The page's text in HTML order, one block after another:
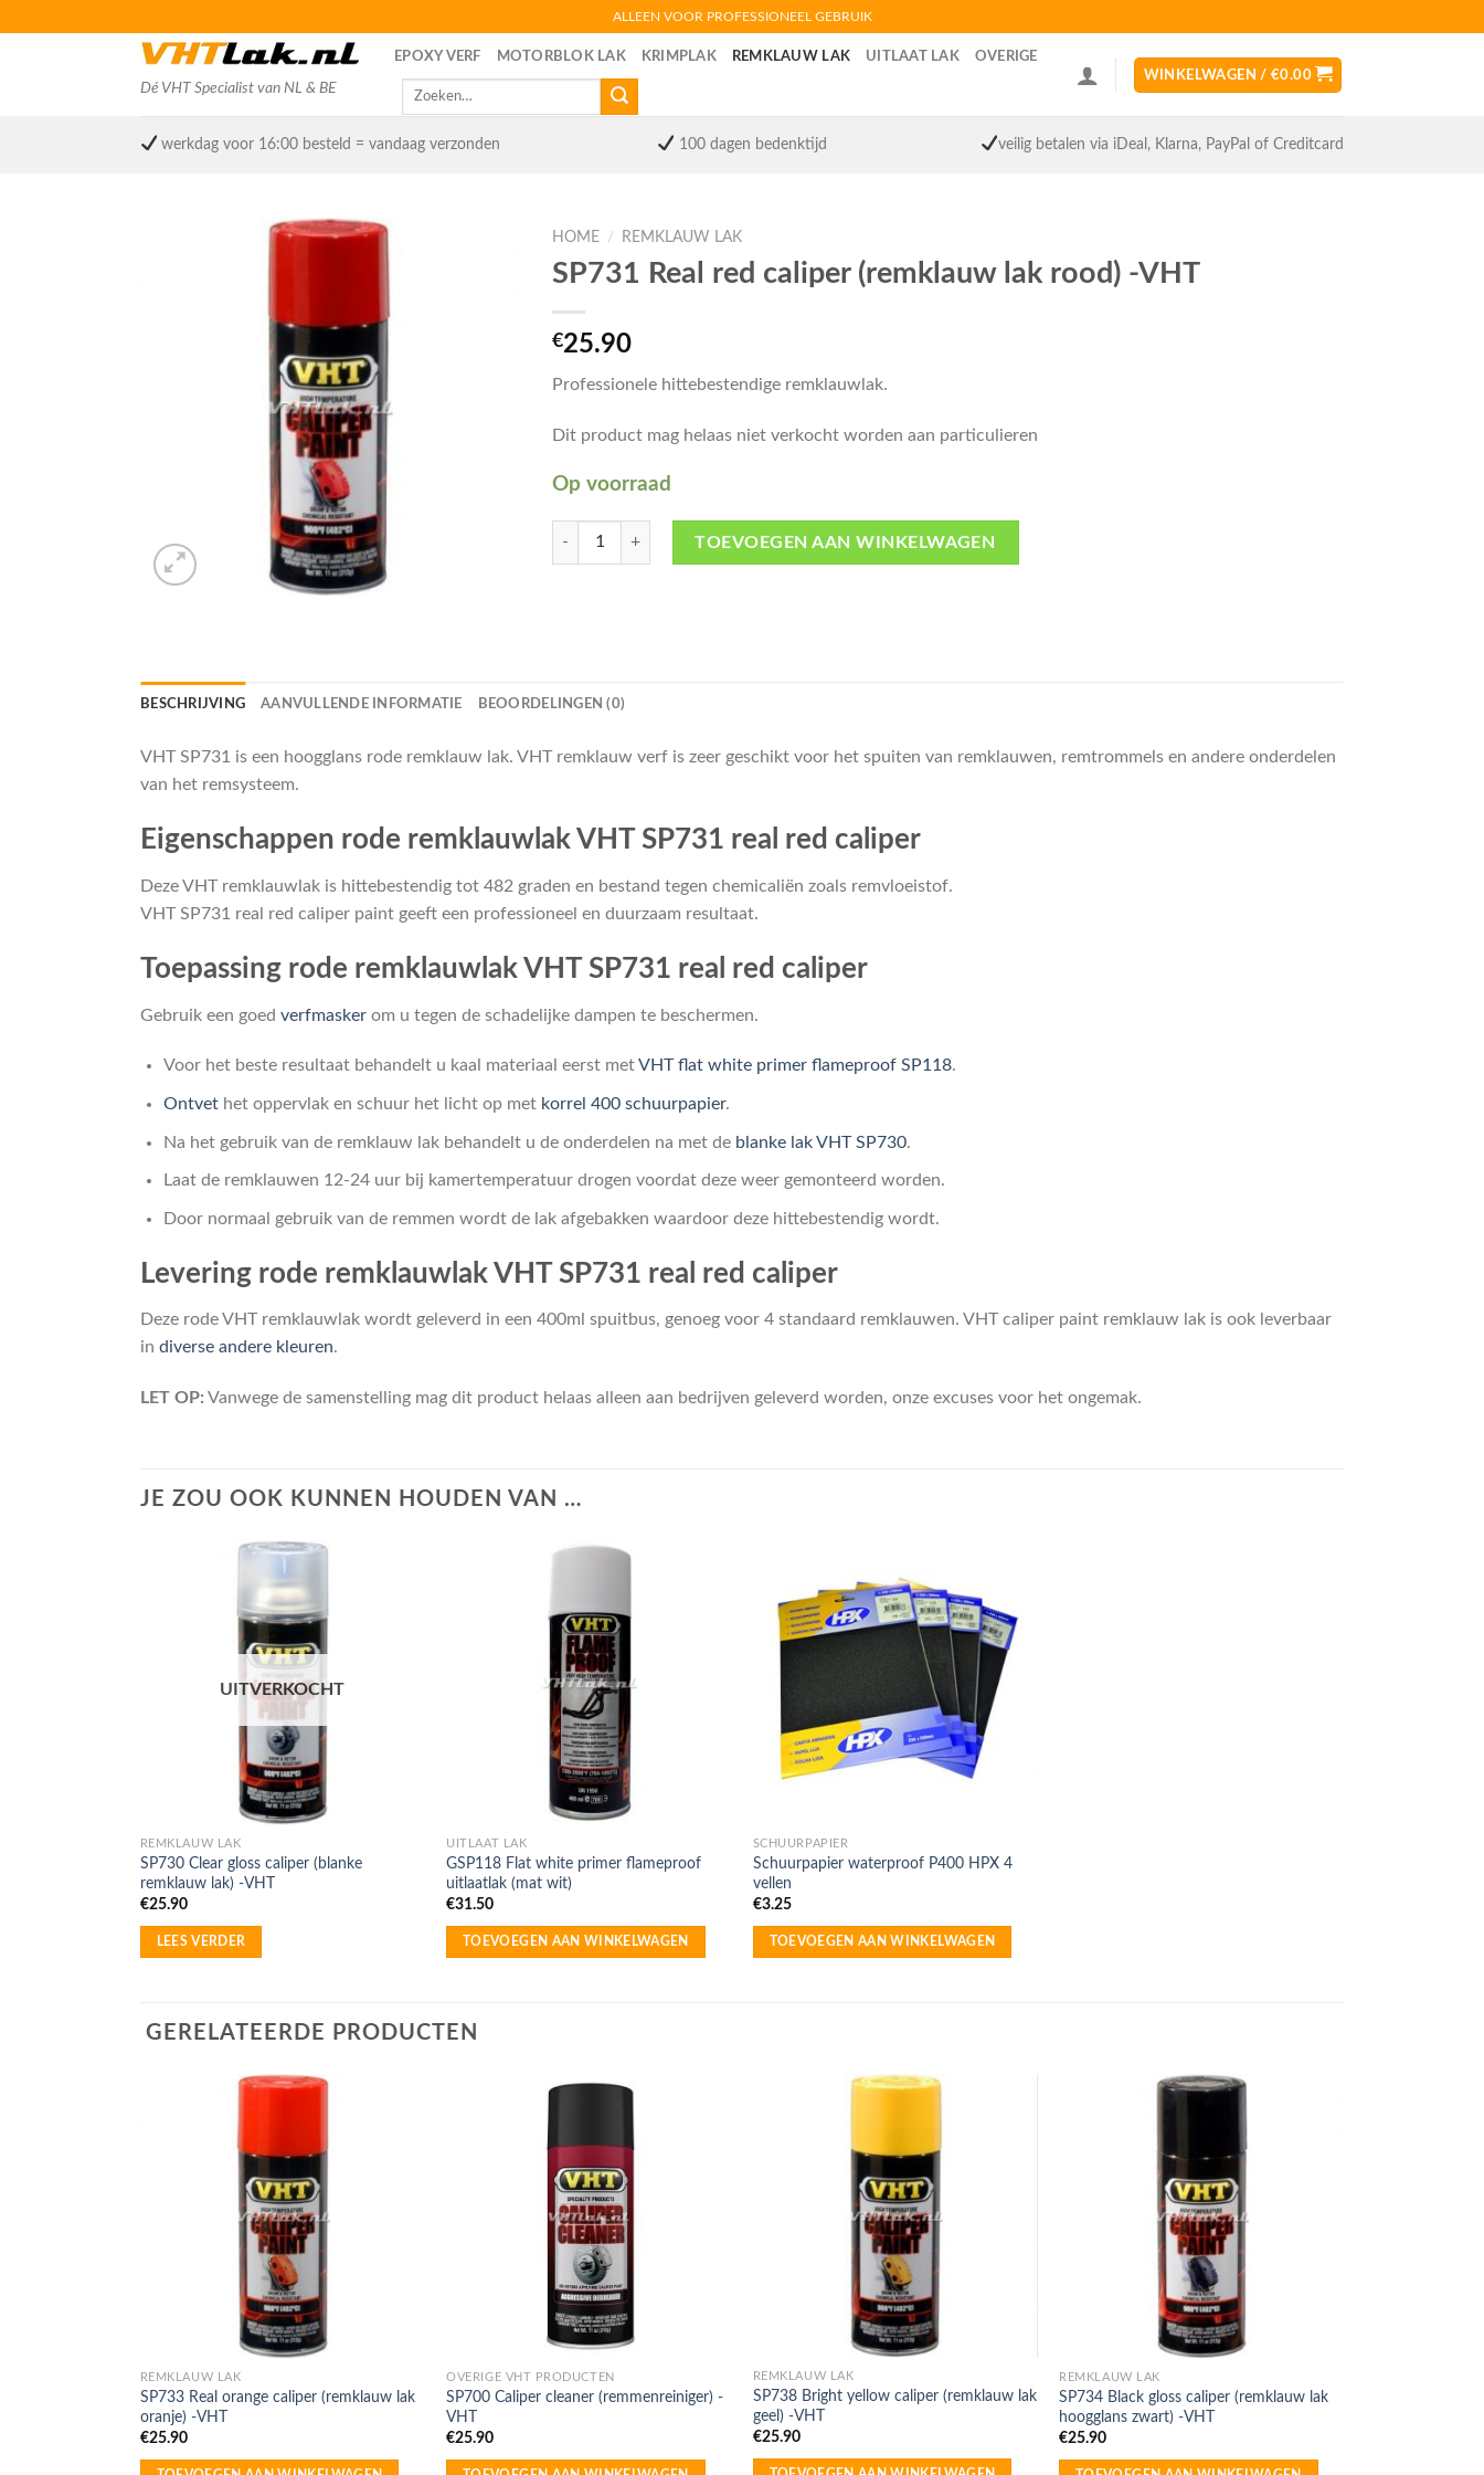
ALLEEN VOOR PROFESSIONEEL GEBRUIK
Dé VHT Specialist van NL & BE
EPOXY VERF MOTORBLOK LAK KRIMPLAK REMKLAUW LAK UITLAAT LAK OVERIGE
Zoeken
WINKELWAGEN /€0.00
werkdag voor 16:00 besteld = vandaag verzonden 100 dagen bedenktijd veilig betalen via iDeal, Klarna, PayPal of Creditcard
HOME / REMKLAUW LAK
SP731 Real red caliper (remklauw lak rood) -VHT
€25.90
Professionele hittebestendige remklauwlak.
Dit product mag helaas niet verkocht worden aan particulieren
Op voorraad
SP731 Real red caliper (remklauw lak rood) -VHT aantal
TOEVOEGEN AAN WINKELWAGEN
BESCHRIJVING AANVULLENDE INFORMATIE BEOORDELINGEN (0)
VHT SP731 is een hoogglans rode remklauw lak. VHT remklauw verf is zeer geschikt voor het spuiten van remklauwen, remtrommels en andere onderdelen
van het remsysteem.
Eigenschappen rode remklauwlak VHT SP731 real red caliper
Deze VHT remklauwlak is hittebestendig tot 482 graden en bestand tegen chemicaliën zoals remvloeistof.
VHT SP731 real red caliper paint geeft een professioneel en duurzaam resultaat.
Toepassing rode remklauwlak VHT SP731 real red caliper
Gebruik een goed verfmasker om u tegen de schadelijke dampen te beschermen.
Voor het beste resultaat behandelt u kaal materiaal eerst metVHT flat white primer flameproof SP118.
Ontvethet oppervlak en schuur het licht op met korrel 400 schuurpapier.
Na het gebruik van de remklauw lak behandelt u de onderdelen na met de blanke lak VHT SP730.
Laat de remklauwen 12-24 uur bij kamertemperatuur drogen voordat deze weer gemonteerd worden.
Door normaal gebruik van de remmen wordt de lak afgebakken waardoor deze hittebestendig wordt.
Levering rode remklauwlak VHT SP731 real red caliper
Deze rode VHT remklauwlak wordt geleverd in een 400ml spuitbus, genoeg voor 4 standaard remklauwen. VHT caliper paint remklauw lak is ook leverbaar
in diverse andere kleuren.
LET OP: Vanwege de samenstelling mag dit product helaas alleen aan bedrijven geleverd worden, onze excuses voor het ongemak.
JE ZOU OOK KUNNEN HOUDEN VAN …
UITVERKOCHT
REMKLAUW LAK
SP730 Clear gloss caliper (blanke
remklauw lak) -VHT
€25.90
LEES VERDER
UITLAAT LAK
GSP118 Flat white primer flameproof
uitlaatlak (mat wit)
€31.50
TOEVOEGEN AAN WINKELWAGEN
SCHUURPAPIER
Schuurpapier waterproof P400 HPX 4
vellen
€3.25
TOEVOEGEN AAN WINKELWAGEN
GERELATEERDE PRODUCTEN
REMKLAUW LAK
SP733 Real orange caliper (remklauw lak
oranje) -VHT
€25.90
OVERIGE VHT PRODUCTEN
SP700 Caliper cleaner (remmenreiniger) -
VHT
€25.90
REMKLAUW LAK
SP738 Bright yellow caliper (remklauw lak
geel) -VHT
€25.90
REMKLAUW LAK
SP734 Black gloss caliper (remklauw lak
hoogglans zwart) -VHT
€25.90